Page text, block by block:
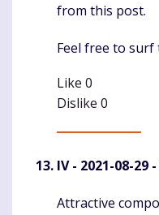
from this post.
Feel free to surf
Like 0
Dislike 0
IV- 2021-08-29 -
Komentaras
Attractive